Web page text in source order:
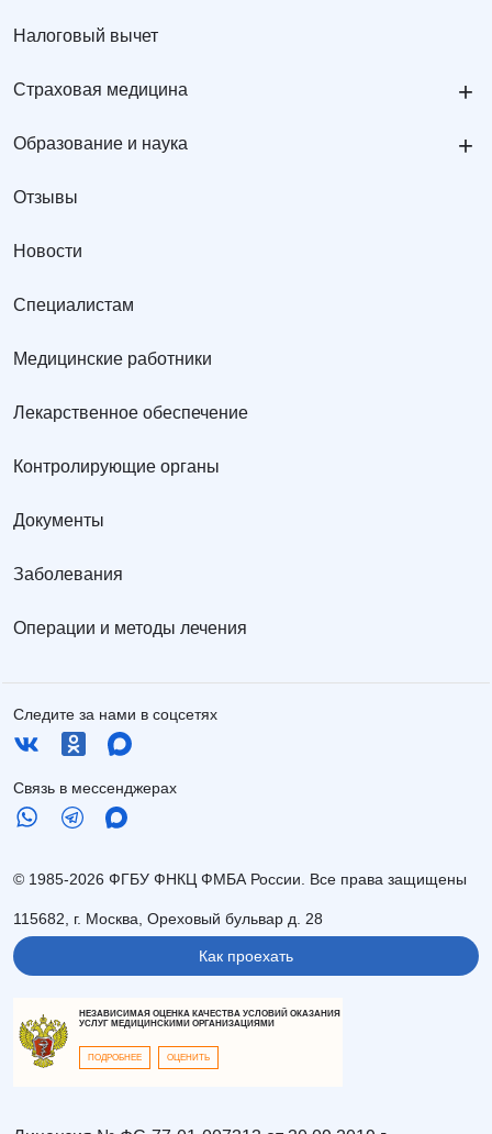
Налоговый вычет
Страховая медицина +
Образование и наука +
Отзывы
Новости
Специалистам
Медицинские работники
Лекарственное обеспечение
Контролирующие органы
Документы
Заболевания
Операции и методы лечения
Следите за нами в соцсетях
Связь в мессенджерах
© 1985-2026 ФГБУ ФНКЦ ФМБА России. Все права защищены
115682, г. Москва, Ореховый бульвар д. 28
Как проехать
НЕЗАВИСИМАЯ ОЦЕНКА КАЧЕСТВА УСЛОВИЙ ОКАЗАНИЯ
УСЛУГ МЕДИЦИНСКИМИ ОРГАНИЗАЦИЯМИ
ПОДРОБНЕЕ ОЦЕНИТЬ